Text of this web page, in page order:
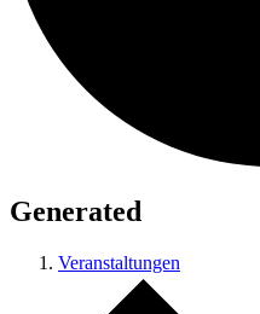
Generated
Veranstaltungen